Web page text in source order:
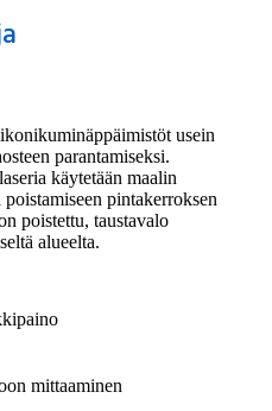
usein
parantamiseksi.
käytetään maalin
pintakerroksen
poistettu, taustavalo
alueelta.